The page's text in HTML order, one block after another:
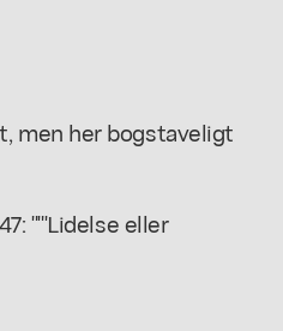
men her bogstaveligt
""'Lidelse eller